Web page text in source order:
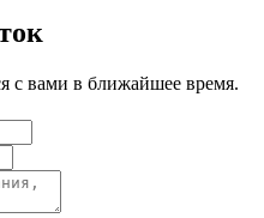
с вами в ближайшее время.